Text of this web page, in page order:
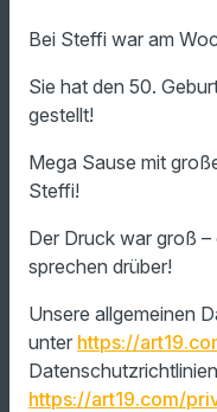
play_arrow Party
Bei Steffi war am
Sie hat den 50.
gestellt!
Mega Sause mit
Steffi!
Der Druck war groß
sprechen drüber!
Unsere allgemeinen
unter https://
https://art19.com/